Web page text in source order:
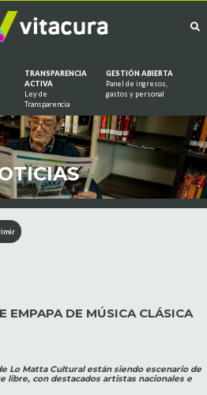
TRANSPARENCIA
ACTIVA
Ley de
Transparencia
GESTIÓN ABIERTA
Panel de ingresos,
gastos y personal
EMPAPA DE MÚSICA CLÁSICA
Lo Matta Cultural están siendo escenario de
libre, con destacados artistas nacionales e